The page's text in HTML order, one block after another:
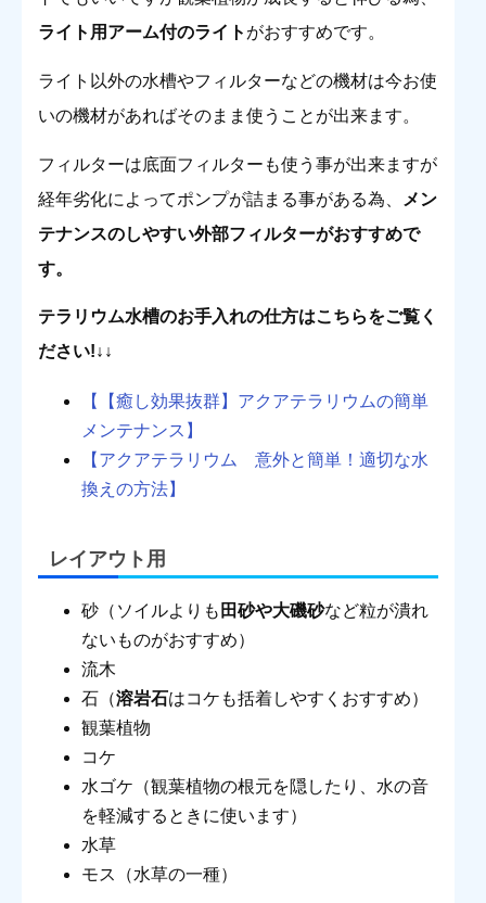
ライト用アーム付のライト がおすすめです。
ライト以外の水槽やフィルターなどの機材は今お使
いの機材があればそのまま使うことが出来ます。
フィルターは底面フィルターも使う事が出来ますが
経年劣化によってポンプが詰まる事がある為、
メン
テナンスのしやすい外部フィルターがおすすめで
す。
テラリウム水槽のお手入れの仕方はこちらをご覧く
ださい!↓↓
【【癒し効果抜群】アクアテラリウムの簡単
メンテナンス】
【アクアテラリウム 意外と簡単！適切な水
換えの方法】
レイアウト用
砂（ソイルよりも 田砂や大磯砂など粒が潰れ
ないものがおすすめ）
流木
石（溶岩石はコケも括着しやすくおすすめ）
観葉植物
コケ
水ゴケ（観葉植物の根元を隠したり、水の音
を軽減するときに使います）
水草
モス（水草の一種）